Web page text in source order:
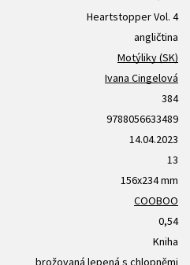
Heartstopper Vol. 4
angličtina
Motýliky (SK)
Ivana Cingelová
384
9788056633489
14.04.2023
13
156x234 mm
COOBOO
0,54
Kniha
brožovaná lepená s chlopněmi